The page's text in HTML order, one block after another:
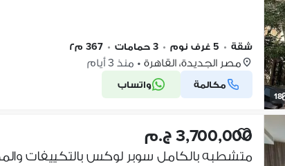
18
شقة • 5 غرف نوم • 3 حمامات • 367 م٢
مصر الجديدة، القاهرة • منذ 3 أيام
مكالمة واتساب
3,700,000 ج.م